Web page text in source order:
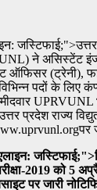
जस्टिफाई;">उत्तर
ने असिस्टेंट
ऑफिसर (ट्रेनी),
पदों के लिए
UPRVUNL
प्रदेश राज्य
2019 को 5
पर जारी